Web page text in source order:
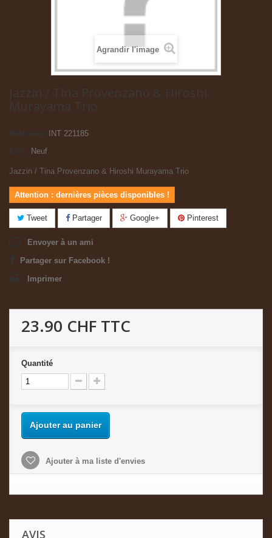
Agrandir l'image
Jazzin / Tina Provenzano & Hiroshi
Murayama Trio
Référence
INT 221185
Neuf
Jazzin / Tina Provenzano & Hiroshi Murayama Trio
Attention : dernières pièces disponibles !
Tweet Partager Google+ Pinterest
Envoyer à un ami
Partager sur Facebook !
Imprimer
23.90 CHF TTC
Quantité
Ajouter au panier
Ajouter à ma liste d'envies
AVIS